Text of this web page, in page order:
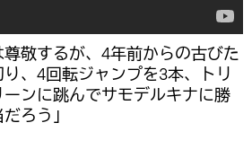
尊敬するが、4年前からの古びた
、4回転ジャンプを3本、トリ
ンに跳んでサモデルキナに勝
ろう」